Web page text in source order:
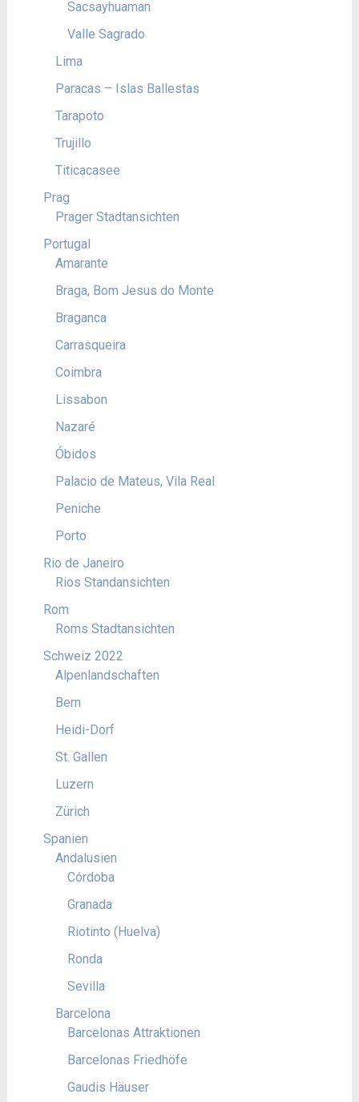
Sacsayhuaman
Valle Sagrado
Lima
Paracas – Islas Ballestas
Tarapoto
Trujillo
Titicacasee
Prag
Prager Stadtansichten
Portugal
Amarante
Braga, Bom Jesus do Monte
Braganca
Carrasqueira
Coimbra
Lissabon
Nazaré
Óbidos
Palacio de Mateus, Vila Real
Peniche
Porto
Rio de Janeiro
Rios Standansichten
Rom
Roms Stadtansichten
Schweiz 2022
Alpenlandschaften
Bern
Heidi-Dorf
St. Gallen
Luzern
Zürich
Spanien
Andalusien
Córdoba
Granada
Riotinto (Huelva)
Ronda
Sevilla
Barcelona
Barcelonas Attraktionen
Barcelonas Friedhöfe
Gaudis Häuser